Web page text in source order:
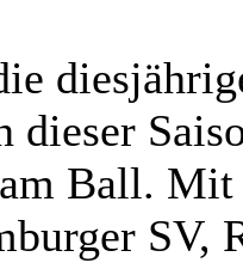
dieser
Ball.
SV,